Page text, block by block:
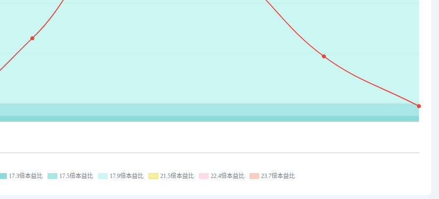
17.3倍本益比 17.5倍本益比 17.9倍本益比 21.5倍本益比 22.4倍本益比 23.7倍本益比